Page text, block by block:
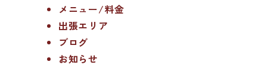
メニュー/料金
出張エリア
ブログ
お知らせ